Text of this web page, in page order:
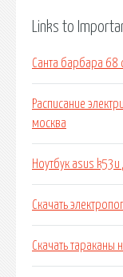
Links to
Санта барбара 68
Расписание
москва
Ноутбук asus
Скачать
Скачать тараканы